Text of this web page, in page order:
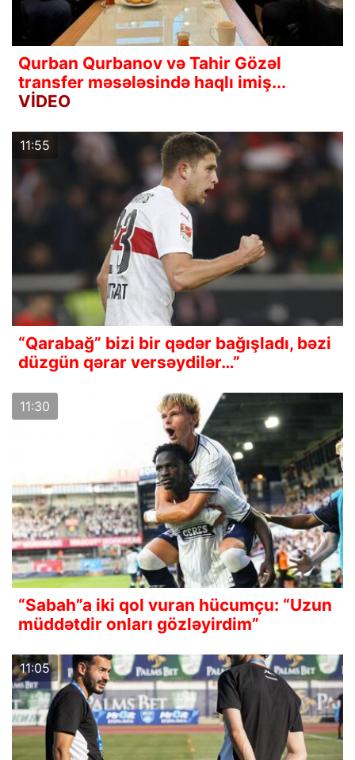
Qurban Qurbanov və Tahir Gözəl
transfer məsələsində haqlı imiş...
VİDEO
11:55
“Qarabağ” bizi bir qədər bağışladı, bəzi
düzgün qərar versəydilər…”
11:30
“Sabah”a iki qol vuran hücumçu: “Uzun
müddətdir onları gözləyirdim”
11:05